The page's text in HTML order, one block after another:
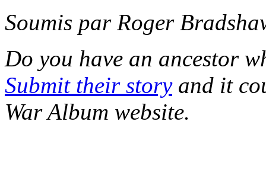
Soumis par Roger
Do you have an ancestor
Submit their storyand it
War Album website.